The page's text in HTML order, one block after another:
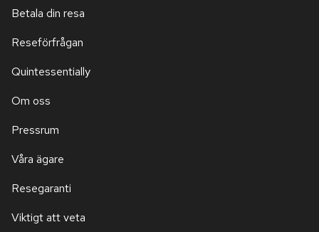
Betala din resa
Reseförfrågan
Quintessentially
Om oss
Pressrum
Våra ägare
Resegaranti
Viktigt att veta